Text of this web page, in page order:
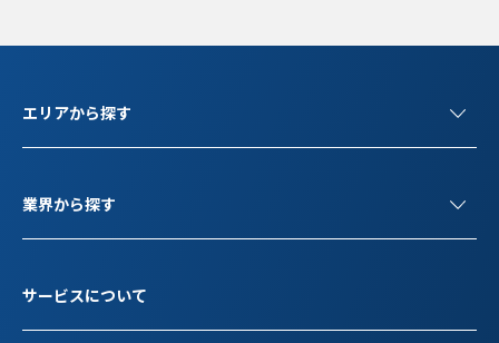
エリアから探す
業界から探す
サービスについて